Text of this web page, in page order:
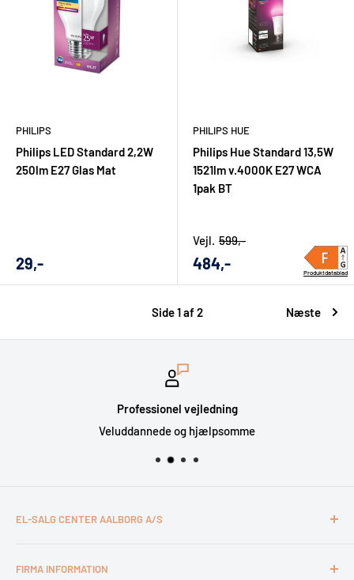
PHILIPS
Philips LED Standard 2,2W
250lm E27 Glas Mat
Udsalgs
29,-
PHILIPS HUE
Philips Hue Standard 13,5W
1521lm v.4000K E27 WCA
1pak BT
Udsalgs
484,-
Vejl. 599,-
Produktdatablad
Side 1 af 2 Næste
Professionel vejledning
Veluddannede og hjælpsomme
EL-SALG CENTER AALBORG A/S
Otto Mønsteds Vej 6
FIRMA INFORMATION